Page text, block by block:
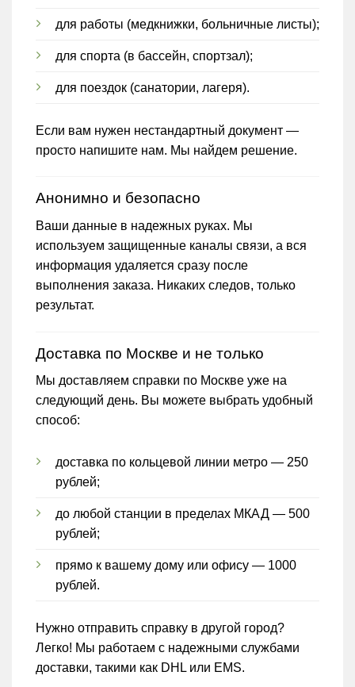
для работы (медкнижки, больничные листы);
для спорта (в бассейн, спортзал);
для поездок (санатории, лагеря).
Если вам нужен нестандартный документ —
просто напишите нам. Мы найдем решение.
Анонимно и безопасно
Ваши данные в надежных руках. Мы
используем защищенные каналы связи, а вся
информация удаляется сразу после
выполнения заказа. Никаких следов, только
результат.
Доставка по Москве и не только
Мы доставляем справки по Москве уже на
следующий день. Вы можете выбрать удобный
способ:
доставка по кольцевой линии метро — 250
рублей;
до любой станции в пределах МКАД — 500
рублей;
прямо к вашему дому или офису — 1000
рублей.
Нужно отправить справку в другой город?
Легко! Мы работаем с надежными службами
доставки, такими как DHL или EMS.